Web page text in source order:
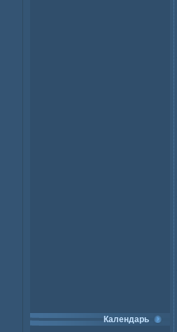
Календарь